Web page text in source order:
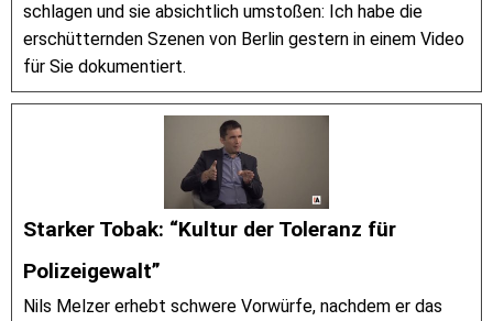
schlagen und sie absichtlich umstoßen: Ich habe die
erschütternden Szenen von Berlin gestern in einem Video
für Sie dokumentiert.
Starker Tobak: “Kultur der Toleranz für
Polizeigewalt”
Nils Melzer erhebt schwere Vorwürfe, nachdem er das